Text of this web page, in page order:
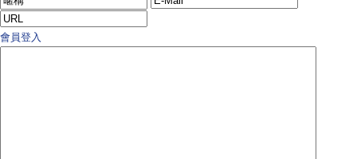
會員登入